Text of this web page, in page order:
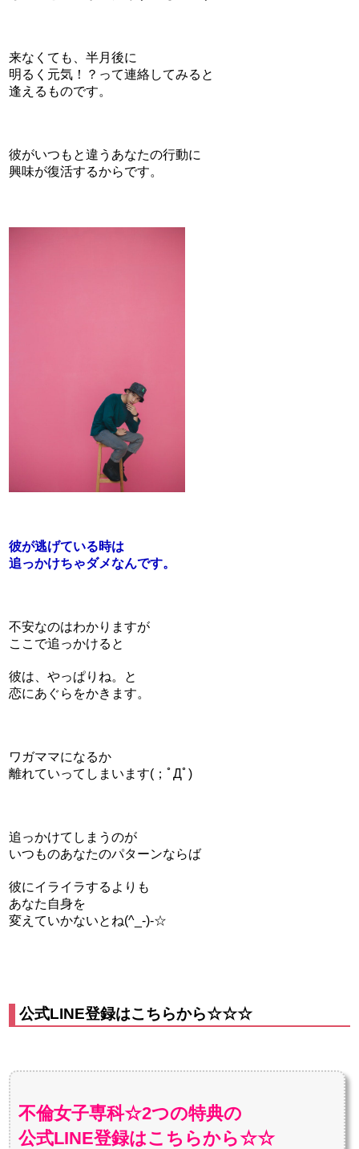
来なくても、半月後に
明るく元気！？って連絡してみると
逢えるものです。
彼がいつもと違うあなたの行動に
興味が復活するからです。
彼が逃げている時は
追っかけちゃダメなんです。
不安なのはわかりますが
ここで追っかけると
彼は、やっぱりね。と
恋にあぐらをかきます。
ワガママになるか
離れていってしまいます(；ﾟДﾟ)
追っかけてしまうのが
いつものあなたのパターンならば
彼にイライラするよりも
あなた自身を
変えていかないとね(^_-)-☆
公式LINE登録はこちらから☆☆☆
不倫女子専科☆2つの特典の
公式LINE登録はこちらから☆☆